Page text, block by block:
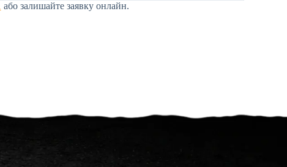
або залишайте заявку онлайн.